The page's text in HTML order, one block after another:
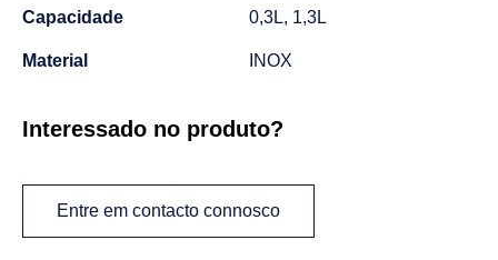
Capacidade 0,3L, 1,3L
Material INOX
Interessado no produto?
Entre em contacto connosco